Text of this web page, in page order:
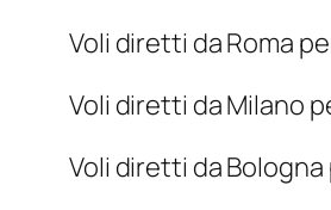
Voli diretti da Roma
Voli diretti da Milano
Voli diretti da Bologna